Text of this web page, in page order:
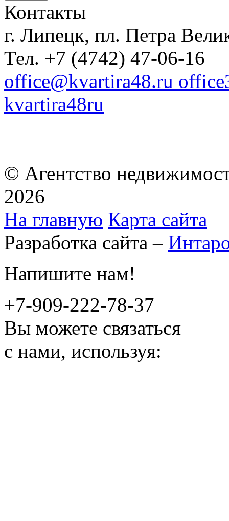
Контакты
г. Липецк, пл. Петра
Тел. +7 (4742) 47-06-16
office@kvartira48.ru
kvartira48ru
© Агентство
2026
На главную Карта сайта
Разработка сайта –
Напишите нам!
+7-909-222-78-37
Вы можете связаться
с нами, используя: